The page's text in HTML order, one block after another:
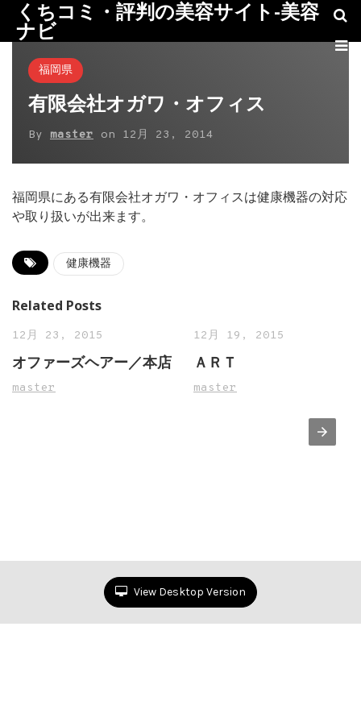
くちコミ・評判の美容サイト-美容
ナビ
福岡県
有限会社オガワ・オフィス
By master on 12月 23, 2014
福岡県にある有限会社オガワ・オフィスは健康機器の対応
や取り扱いが出来ます。
健康機器
Related Posts
12月 23, 2015
オファーズヘアー／本店
master
12月 19, 2015
ＡＲＴ
master
View Desktop Version